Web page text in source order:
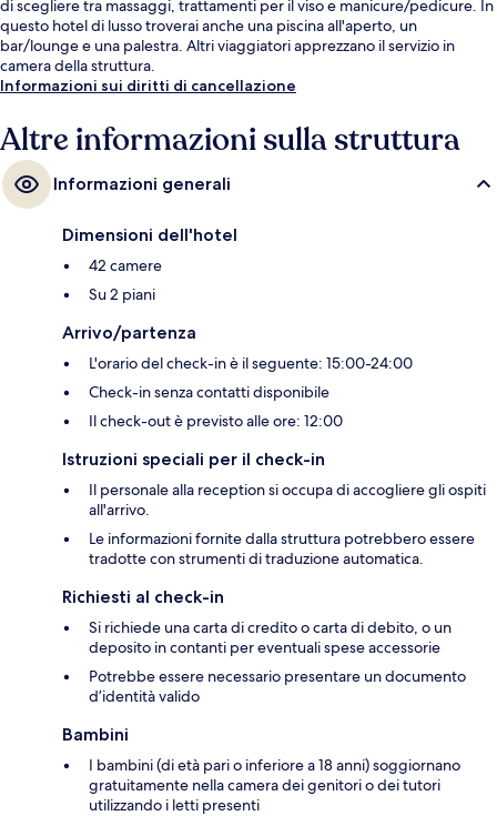
di scegliere tra massaggi, trattamenti per il viso e manicure/pedicure. In
questo hotel di lusso troverai anche una piscina all'aperto, un
bar/lounge e una palestra. Altri viaggiatori apprezzano il servizio in
camera della struttura.
Informazioni sui diritti di cancellazione
Altre informazioni sulla struttura
Informazioni generali
Dimensioni dell'hotel
42 camere
Su 2 piani
Arrivo/partenza
L'orario del check-in è il seguente: 15:00-24:00
Check-in senza contatti disponibile
Il check-out è previsto alle ore: 12:00
Istruzioni speciali per il check-in
Il personale alla reception si occupa di accogliere gli ospiti
all'arrivo.
Le informazioni fornite dalla struttura potrebbero essere
tradotte con strumenti di traduzione automatica.
Richiesti al check-in
Si richiede una carta di credito o carta di debito, o un
deposito in contanti per eventuali spese accessorie
Potrebbe essere necessario presentare un documento
d’identità valido
Bambini
I bambini (di età pari o inferiore a 18 anni) soggiornano
gratuitamente nella camera dei genitori o dei tutori
utilizzando i letti presenti